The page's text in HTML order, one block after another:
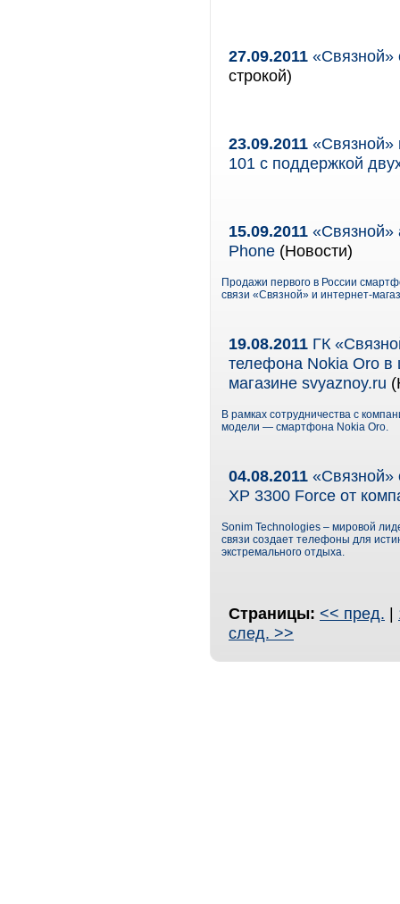
27.09.2011 «Связной»
строкой)
23.09.2011 «Связной»
101 с поддержкой
15.09.2011 «Связной»
Phone (Новости)
Продажи первого в России
связи «Связной» и интернет-
19.08.2011 ГК
телефона Nokia Oro в
магазине svyaznoy.ru
В рамках сотрудничества с
модели — смартфона Nokia Oro.
04.08.2011 «Связной»
XP 3300 Force от
Sonim Technologies – мировой
связи создает телефоны для
экстремального отдыха.
Страницы: << пред. |
след. >>